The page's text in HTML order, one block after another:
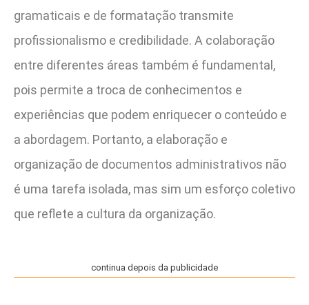
gramaticais e de formatação transmite
profissionalismo e credibilidade. A colaboração
entre diferentes áreas também é fundamental,
pois permite a troca de conhecimentos e
experiências que podem enriquecer o conteúdo e
a abordagem. Portanto, a elaboração e
organização de documentos administrativos não
é uma tarefa isolada, mas sim um esforço coletivo
que reflete a cultura da organização.
continua depois da publicidade